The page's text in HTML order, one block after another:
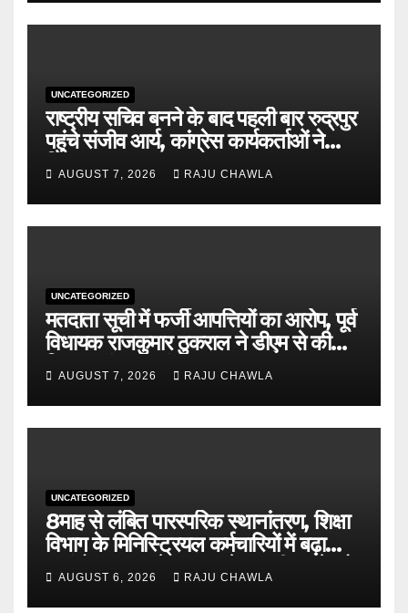
UNCATEGORIZED
राष्ट्रीय सचिव बनने के बाद पहली बार रुद्रपुर
पहुंचे संजीव आर्य, कांग्रेस कार्यकर्ताओं ने
किया भव्य स्वागत
AUGUST 7, 2026 RAJU CHAWLA
UNCATEGORIZED
मतदाता सूची में फर्जी आपत्तियों का आरोप, पूर्व
विधायक राजकुमार ठुकराल ने डीएम से की
निष्पक्ष जांच की मांग
AUGUST 7, 2026 RAJU CHAWLA
UNCATEGORIZED
8माह से लंबित पारस्परिक स्थानांतरण, शिक्षा
विभाग के मिनिस्ट्रियल कर्मचारियों में बढ़ा
असंतोष शासन से जल्द आदेश जारी करने और
विलंब का कारण बताने की मांग
AUGUST 6, 2026 RAJU CHAWLA